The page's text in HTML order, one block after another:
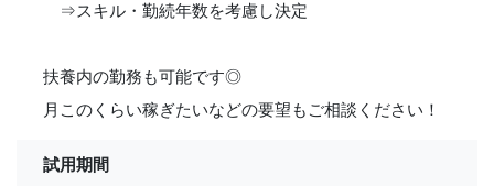
⇒スキル・勤続年数を考慮し決定
扶養内の勤務も可能です◎
月このくらい稼ぎたいなどの要望もご相談ください！
試用期間